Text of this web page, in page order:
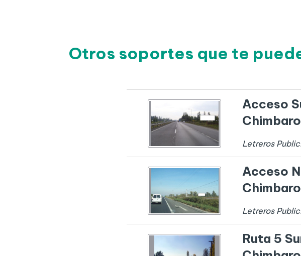
Otros soportes que te
Acceso
Letreros
Acceso
Letreros
Ruta 5